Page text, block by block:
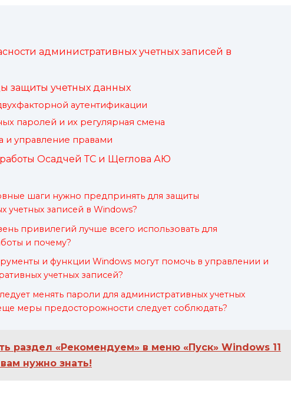
административных учетных записей в
защиты учетных данных
аутентификации
паролей и их регулярная смена
и управление правами
Осадчей ТС и Щеглова АЮ
шаги нужно предпринять для защиты
учетных записей в Windows?
привилегий лучше всего использовать для
и почему?
и функции Windows могут помочь в управлении и
учетных записей?
менять пароли для административных учетных
меры предосторожности следует соблюдать?
раздел «Рекомендуем» в меню «Пуск» Windows 11
нужно знать!